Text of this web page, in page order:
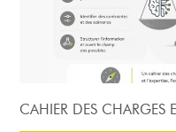
CAHIER DES CHARGES